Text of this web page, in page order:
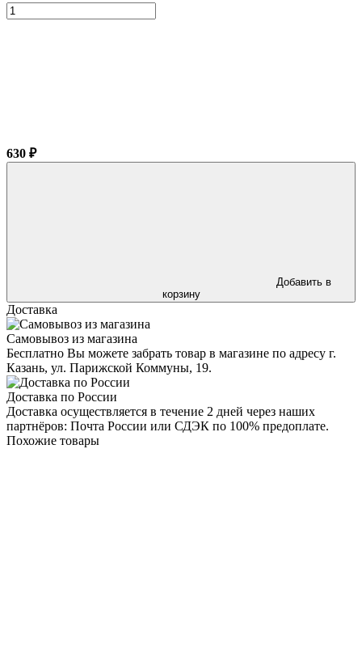
630 ₽
Добавить в
корзину
Доставка
Самовывоз из магазина
Бесплатно Вы можете забрать товар в магазине по адресу г.
Казань, ул. Парижской Коммуны, 19.
Доставка по России
Доставка осуществляется в течение 2 дней через наших
партнёров: Почта России или СДЭК по 100% предоплате.
Похожие товары